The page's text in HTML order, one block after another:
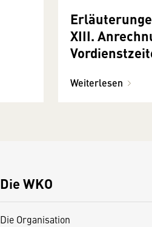
XIII.
Weiterlesen
Die WKO
Die Organisation